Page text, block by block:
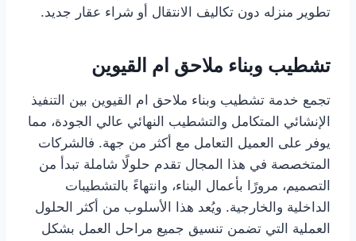
تطوير منزله دون تكاليف الانتقال أو شراء عقار جديد.
تشطيب وبناء ملاحق ام القيوين
تجمع خدمة تشطيب وبناء ملاحق ام القيوين بين التنفيذ
الإنشائي المتكامل والتشطيب النهائي عالي الجودة، مما
يوفر على العميل التعامل مع أكثر من جهة. فالشركات
المتخصصة في هذا المجال تقدم حلولًا شاملة تبدأ من
التصميم، مرورًا بأعمال البناء، وانتهاءً بالتشطيبات
الداخلية والخارجية. ويُعد هذا الأسلوب من أكثر الحلول
العملية التي تضمن تنسيق جميع مراحل العمل بشكل